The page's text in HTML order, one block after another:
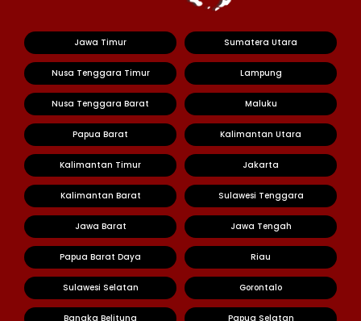
Jawa Timur Sumatera Utara
Nusa Tenggara Timur Lampung
Nusa Tenggara Barat Maluku
Papua Barat Kalimantan Utara
Kalimantan Timur Jakarta
Kalimantan Barat Sulawesi Tenggara
Jawa Barat Jawa Tengah
Papua Barat Daya Riau
Sulawesi Selatan Gorontalo
Bangka Belitung Papua Selatan